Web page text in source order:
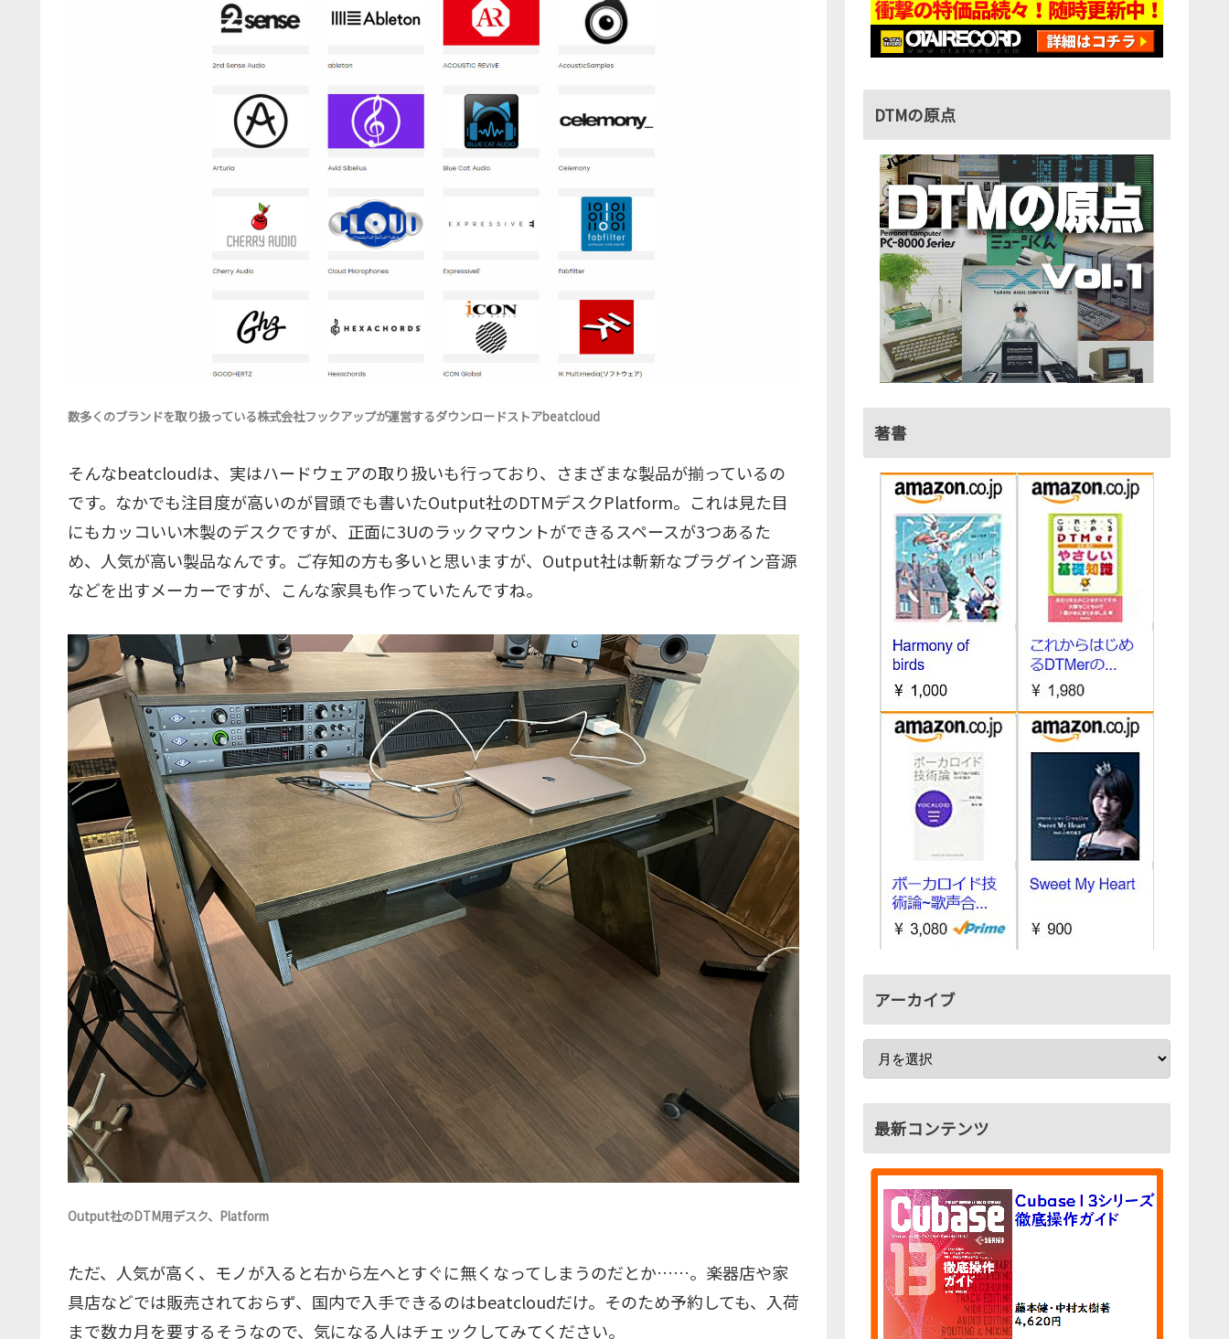
数多くのブランドを取り扱っている株式会社フックアップが運営するダウンロードストアbeatcloud
そんなbeatcloudは、実はハードウェアの取り扱いも行っており、さまざまな製品が揃っているの
です。なかでも注目度が高いのが冒頭でも書いたOutput社のDTMデスクPlatform。これは見た目
にもカッコいい木製のデスクですが、正面に3Uのラックマウントができるスペースが3つあるた
め、人気が高い製品なんです。ご存知の方も多いと思いますが、Output社は斬新なプラグイン音源
などを出すメーカーですが、こんな家具も作っていたんですね。
Output社のDTM用デスク、Platform
ただ、人気が高く、モノが入ると右から左へとすぐに無くなってしまうのだとか……。楽器店や家
具店などでは販売されておらず、国内で入手できるのはbeatcloudだけ。そのため予約しても、入荷
まで数カ月を要するそうなので、気になる人はチェックしてみてください。
DTMの原点
著書
アーカイブ
最新コンテンツ